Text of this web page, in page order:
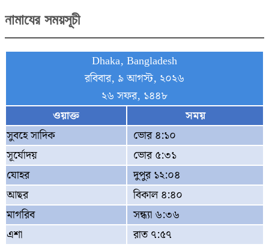
নামাযের সময়সূচী
Dhaka, Bangladesh
রবিবার, ৯ আগস্ট, ২০২৬
২৬ সফর, ১৪৪৮
ওয়াক্ত
সময়
সুবহে সাদিক
ভোর ৪:১০
সূর্যোদয়
ভোর ৫:৩১
যোহর
দুপুর ১২:০৪
আছর
বিকাল ৪:৪০
মাগরিব
সন্ধ্যা ৬:৩৬
এশা
রাত ৭:৫৭